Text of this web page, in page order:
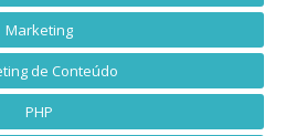
Marketing
de Conteúdo
PHP